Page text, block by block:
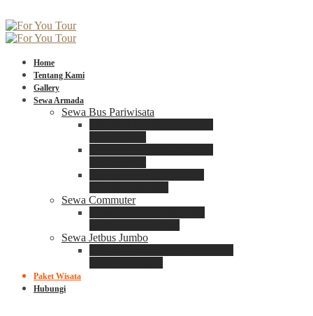
Home
Tentang Kami
Gallery
Sewa Armada
Sewa Bus Pariwisata
Sewa Commuter
Sewa Jetbus Jumbo
Paket Wisata
Hubungi